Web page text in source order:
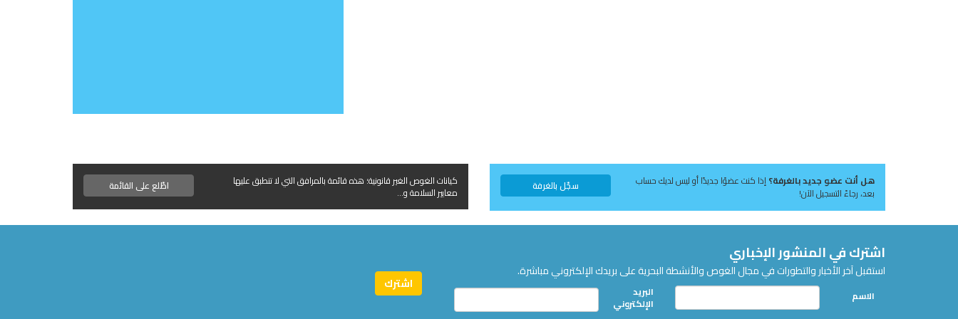
هل أنت عضو جديد بالغرفة؟إذا كنت عضوًا جديدًا أو ليس لديك حساب
بعد، رجاءً التسجيل الآن! سجّل بالغرفة كيانات الغوص الغير قانونية؛ هذه قائمة بالمرافق التي لا تنطبق عليها
معايير السلامة و... اطّلع على القائمة
اشترك في المنشور الإخباري
استقبل آخر الأخبار والتطورات في مجال الغوص والأنشطة البحرية على بريدك الإلكتروني مباشرة.
الاسم البريد
الإلكتروني